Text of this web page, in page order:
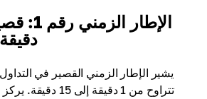
دقيقة إلى
يشير الإطار الزمني القصير في
تتراوح من 1 دقيقة